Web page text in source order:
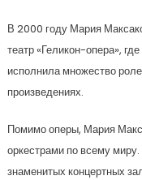
В 2000 году Мария
театр «Геликон-опера»,
исполнила множество
произведениях.
Помимо оперы, Мария
оркестрами по всему
знаменитых концертных